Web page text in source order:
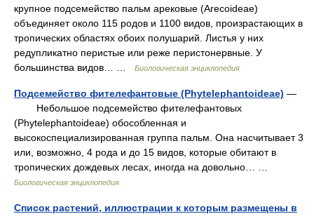
крупное подсемейство пальм арековые (Arecoideae)
объединяет около 115 родов и 1100 видов, произрастающих в
тропических областях обоих полушарий. Листья у них
редупликатно перистые или реже перистонервные. У
большинства видов… …
Биологическая энциклопедия
Подсемейство фителефантовые (Phytelephantoideae) —
Небольшое подсемейство фителефантовых
(Phytelephantoideae) обособленная и
высокоспециализированная группа пальм. Она насчитывает 3
или, возможно, 4 рода и до 15 видов, которые обитают в
тропических дождевых лесах, иногда на довольно… …
Биологическая энциклопедия
Список растений, иллюстрации к которым размещены в